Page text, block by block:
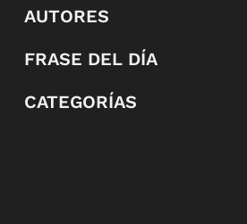
AUTORES
FRASE DEL DÍA
CATEGORÍAS